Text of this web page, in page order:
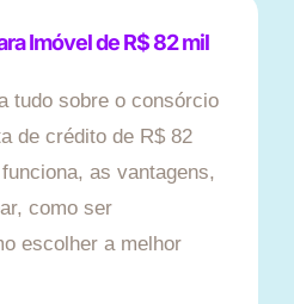
Imóvel de R$ 82 mil
tudo sobre o consórcio
de crédito de R$ 82
as vantagens,
como ser
escolher a melhor